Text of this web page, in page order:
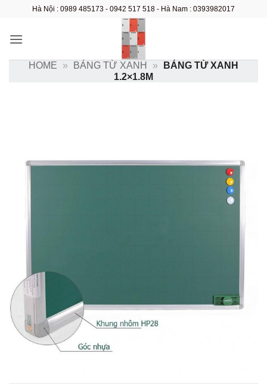
nội
Hà Nội : 0989 485173 - 0942 517 518 - Hà Nam : 0393982017
HOME » BẢNG TỪ XANH »
BẢNG TỪ XANH
1.2×1.8M